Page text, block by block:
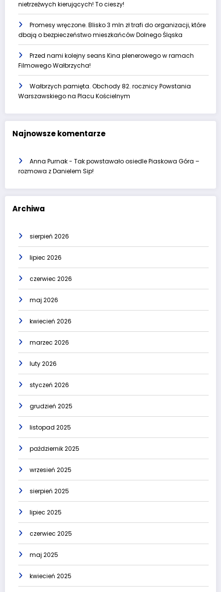
nietrzeźwych kierujących! To cieszy!
Promesy wręczone. Blisko 3 mln zł trafi do organizacji, które
dbają o bezpieczeństwo mieszkańców Dolnego Śląska
Przed nami kolejny seans Kina plenerowego w ramach
Filmowego Wałbrzycha!
Wałbrzych pamięta. Obchody 82. rocznicy Powstania
Warszawskiego na Placu Kościelnym
Najnowsze komentarze
Anna Purnak- Tak powstawało osiedle Piaskowa Góra –
rozmowa z Danielem Sip!
Archiwa
sierpień 2026
lipiec 2026
czerwiec 2026
maj 2026
kwiecień 2026
marzec 2026
luty 2026
styczeń 2026
grudzień 2025
listopad 2025
październik 2025
wrzesień 2025
sierpień 2025
lipiec 2025
czerwiec 2025
maj 2025
kwiecień 2025